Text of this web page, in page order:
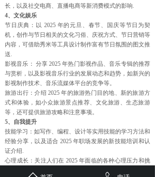
长，以及社交电商、直播电商等新消费模式的影响.
4、文化娱乐
节日庆典：以 2025 年的元旦、春节、国庆等节日为契
机，创作与节日相关的文化习俗、庆祝方式、节日营销等
内容，可借助秀米等工具设计制作富有节日氛围的图文推
送.
影视音乐： 分享 2025 年热门影视作品、音乐专辑的推荐
与赏析，以及影视音乐行业的发展动态和趋势，如新兴的
影视制作技术、音乐流媒体平台的竞争等。
旅游出行：介绍 2025 年的旅游热门目的地、新的旅游方
式和体验，如小众旅游景点推荐、文化旅游、生态旅游
等，还可提供旅游攻略和注意事项。
5、自我提升
技能学习：如写作、编程、设计等实用技能的学习方法和
经验分享，以及适合 2025 年职场发展的新技能培训和认
证介绍.
心理成长：关注人们在 2025 年面临的各种心理压力和挑
战，如职业焦虑、人际关系等，提供心理调适、情绪管